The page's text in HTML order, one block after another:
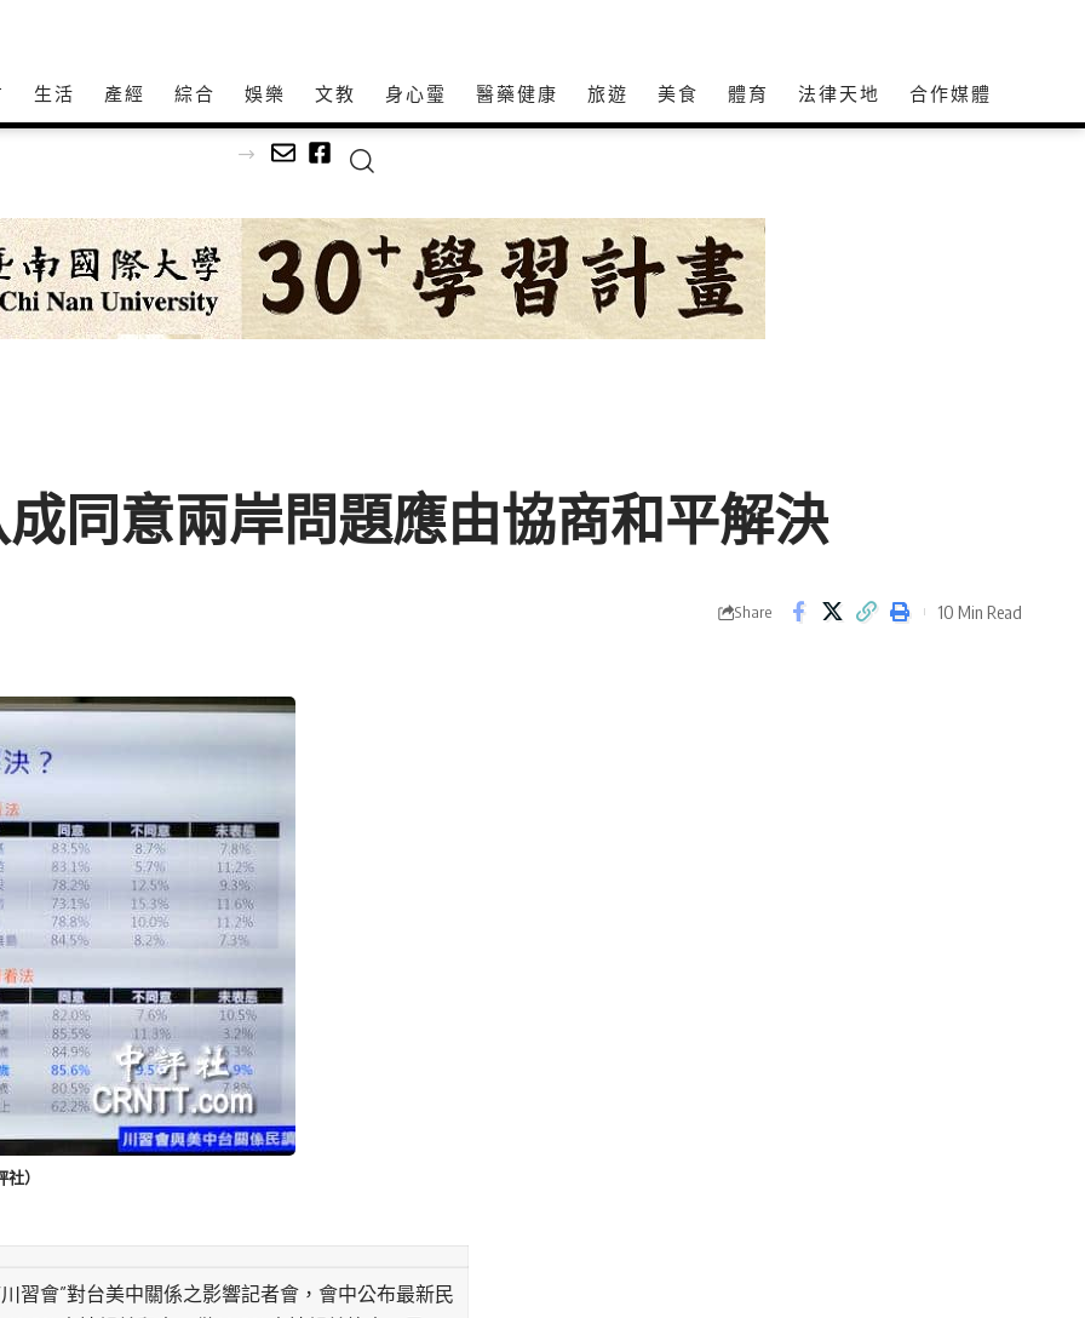
生活 產經 綜合 娛樂 文教 身心𩆜 醫藥健康 旅遊 美食 體育 法律天地 合作媒體
同意兩岸問題應由協商和平解決
Share 10 Min Read
）
會”對台美中關係之影響記者會，會中公布最新民